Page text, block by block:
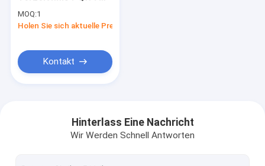
Tiefe des
Leitungsstörungs-
MOQ:1
Holen Sie sich aktuelle Preis
Kontakt
Hinterlass Eine Nachricht
Wir Werden Schnell Antworten